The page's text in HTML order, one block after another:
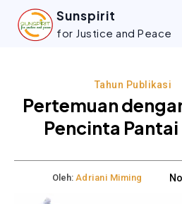
Sunspirit
for Justice and Peace
Tahun Publikasi
Pertemuan
Pencinta
Oleh: Adriani Miming